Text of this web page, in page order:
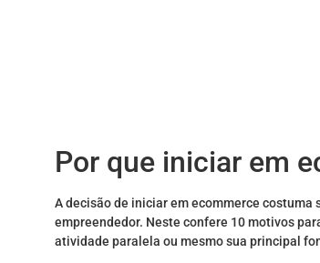
Por que iniciar em
A decisão de iniciar em ecommerce
empreendedor. Neste confere 10 motivos
atividade paralela ou mesmo sua principal